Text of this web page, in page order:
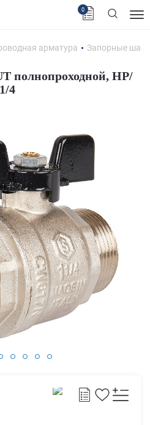
0
арматура Запорные
полнопроходной, НР/
4